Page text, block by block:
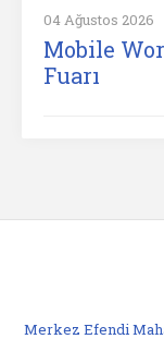
04 Ağustos 2026
Mobile
Fuarı
Merkez Efendi